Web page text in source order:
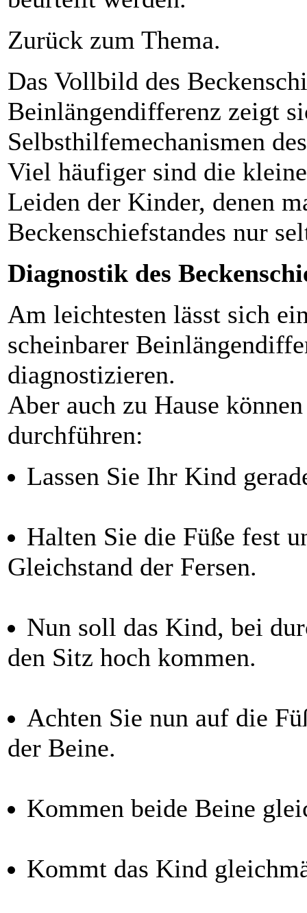
Zurück zum Thema.
Das Vollbild des
Beinlängendifferenz zeigt
Selbsthilfemechanismen
Viel häufiger sind die
Leiden der Kinder, denen
Beckenschiefstandes nur
Diagnostik des
Am leichtesten lässt sich
scheinbarer
diagnostizieren.
Aber auch zu Hause
durchführen:
Lassen Sie Ihr Kind
Halten Sie die Füße fest
Gleichstand der Fersen.
Nun soll das Kind, bei
den Sitz hoch kommen.
Achten Sie nun auf die
der Beine.
Kommen beide Beine
Kommt das Kind